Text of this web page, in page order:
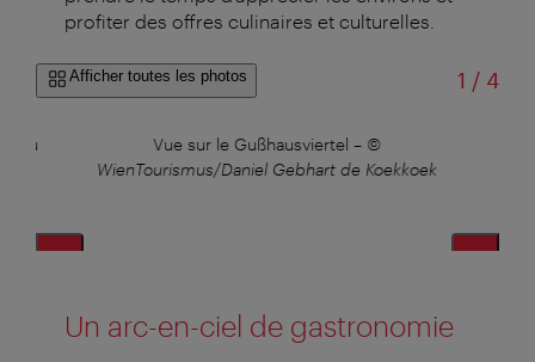
profiter des offres culinaires et culturelles.
Afficher toutes les photos 1 /sur
4
du
Vue sur le Gußhausviertel– ©
WienTourismus/Daniel Gebhart de Koekkoek
Un arc-en-ciel de gastronomie